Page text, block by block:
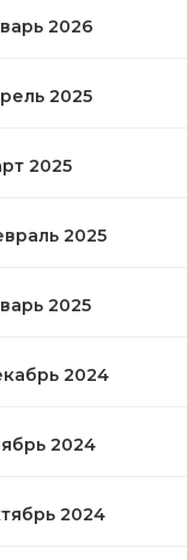
2026
2025
2025
2025
2025
2024
2024
2024